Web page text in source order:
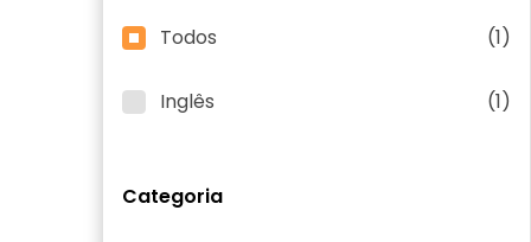
Todos (1)
Inglês (1)
Categoria